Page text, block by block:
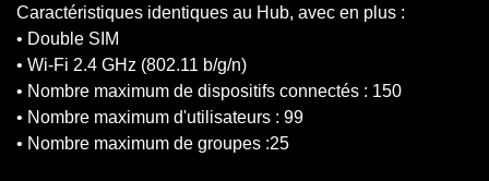
Caractéristiques identiques au Hub, avec en plus :
• Double SIM
• Wi-Fi 2.4 GHz (802.11 b/g/n)
• Nombre maximum de dispositifs connectés : 150
• Nombre maximum d'utilisateurs : 99
• Nombre maximum de groupes :25